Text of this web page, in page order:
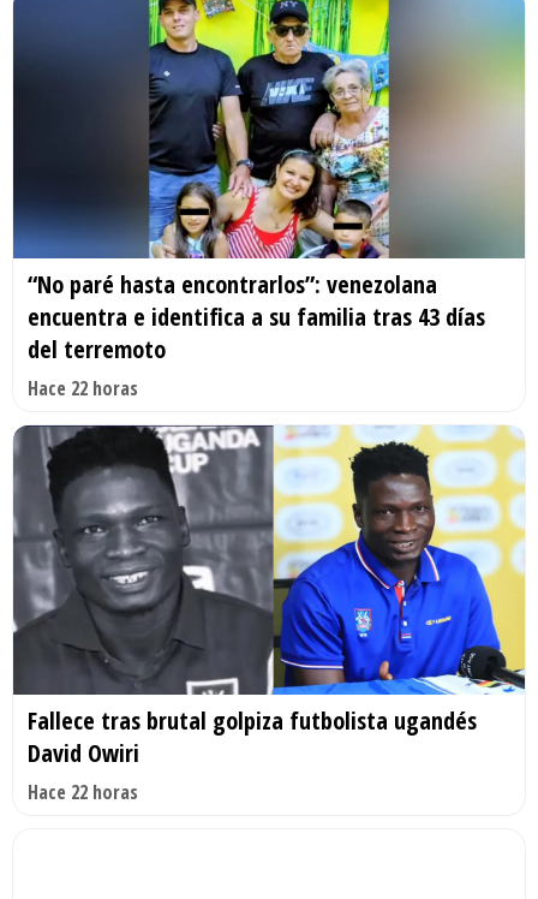
“No paré hasta encontrarlos”: venezolana
encuentra e identifica a su familia tras 43 días
del terremoto
Hace 22 horas
Fallece tras brutal golpiza futbolista ugandés
David Owiri
Hace 22 horas